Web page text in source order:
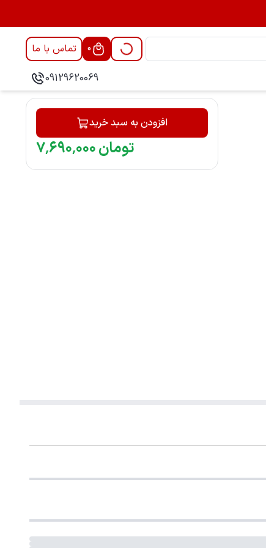
0
تماس با ما
09129620069
افزودن به سبد خرید
۷٬۶۹۰٬۰۰۰تومان